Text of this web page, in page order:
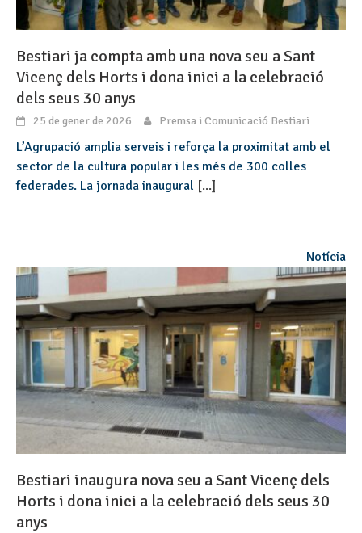
Bestiari ja compta amb una nova seu a Sant
Vicenç dels Horts i dona inici a la celebració
dels seus 30 anys
25 de gener de 2026 Premsa i Comunicació Bestiari
L’Agrupació amplia serveis i reforça la proximitat amb el
sector de la cultura popular i les més de 300 colles
federades. La jornada inaugural [...]
Notícia
Bestiari inaugura nova seu a Sant Vicenç dels
Horts i dona inici a la celebració dels seus 30
anys